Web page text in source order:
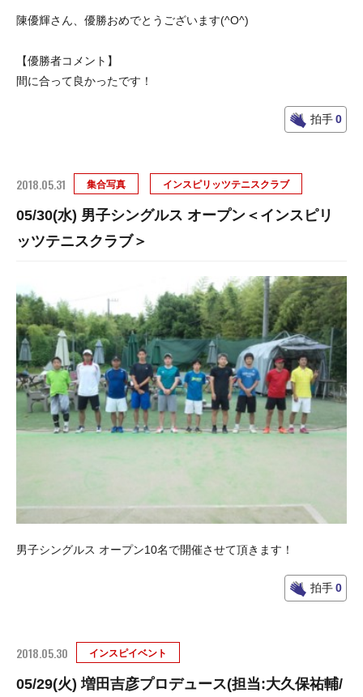
陳優輝さん、優勝おめでとうございます(^O^)
【優勝者コメント】
間に合って良かったです！
拍手0
2018.05.31 集合写真 インスピリッツテニスクラブ
05/30(水) 男子シングルス オープン＜インスピリ
ッツテニスクラブ＞
男子シングルス オープン10名で開催させて頂きます！
拍手0
2018.05.30 インスピイベント
05/29(火) 増田吉彦プロデュース(担当:大久保祐輔/